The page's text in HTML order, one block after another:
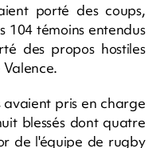
porté des coups,
104 témoins entendus
des propos hostiles
avaient pris en charge
blessés dont quatre
de l'équipe de rugby